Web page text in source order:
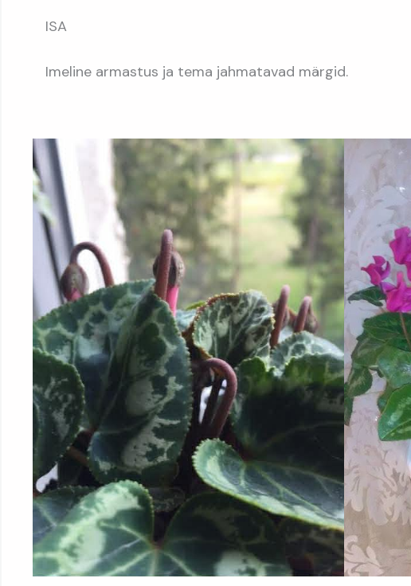
ISA
Imeline armastus ja tema jahmatavad märgid.